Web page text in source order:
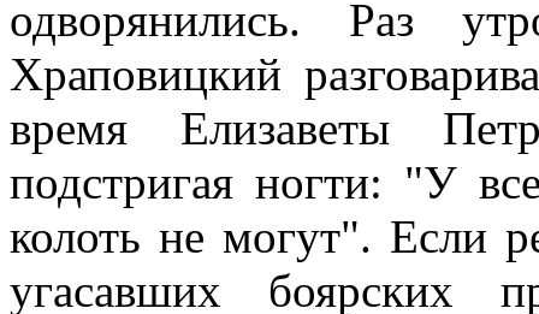
одворянились. Раз
Храповицкий
время Елизаветы
подстригая ногти: "У
колоть не могут". Если
угасавших боярских